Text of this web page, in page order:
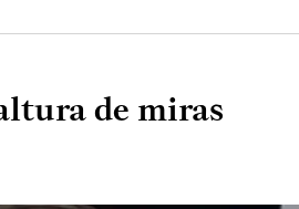
de miras